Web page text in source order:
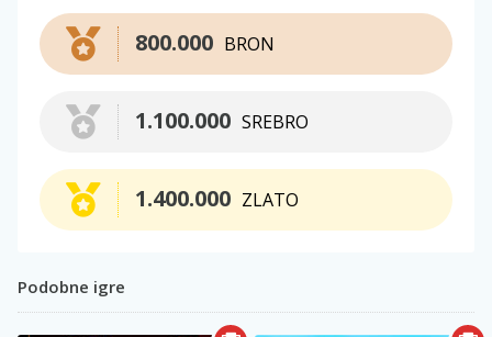
BRON
800.000
SREBRO
1.100.000
ZLATO
1.400.000
Podobne igre